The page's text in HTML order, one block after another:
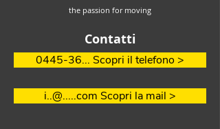
the passion for moving
Contatti
0445-36... Scopri il telefono >
i..@.....com Scopri la mail >